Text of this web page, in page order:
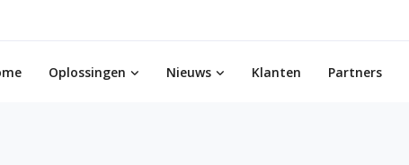
Oplossingen Nieuws Klanten Partners